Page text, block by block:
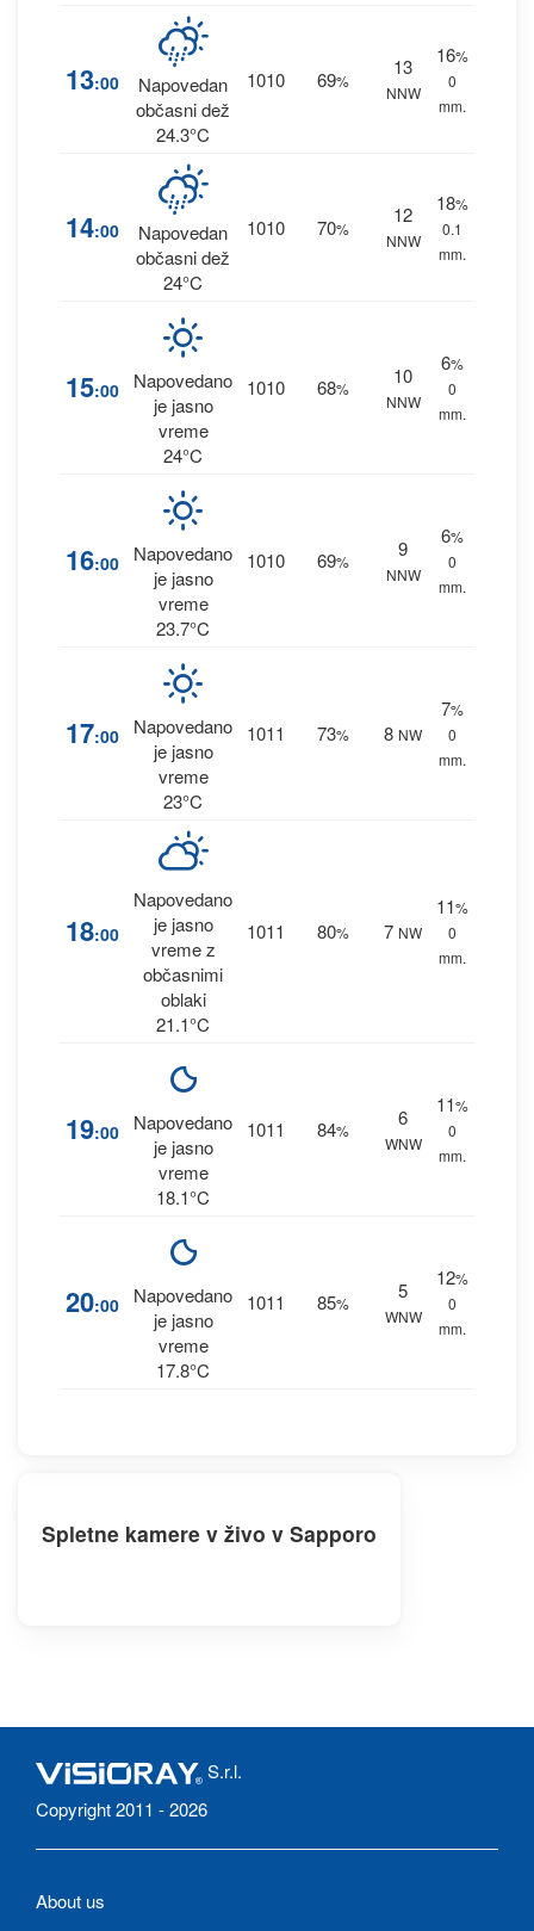
13:00
Napovedan
občasni dež
24.3°C
1010 69%
13
NNW
16%
0
mm.
14:00
Napovedan
občasni dež
24°C
1010 70%
12
NNW
18%
0.1
mm.
15:00
Napovedano
je jasno
vreme
24°C
1010 68%
10
NNW
6%
0
mm.
16:00
Napovedano
je jasno
vreme
23.7°C
1010 69%
9
NNW
6%
0
mm.
17:00
Napovedano
je jasno
vreme
23°C
1011 73% 8 NW
7%
0
mm.
18:00
Napovedano
je jasno
vreme z
občasnimi
oblaki
21.1°C
1011 80% 7 NW
11%
0
mm.
19:00
Napovedano
je jasno
vreme
18.1°C
1011 84%
6
WNW
11%
0
mm.
20:00
Napovedano
je jasno
vreme
17.8°C
1011 85%
5
WNW
12%
0
mm.
Spletne kamere v živo v Sapporo
S.r.l.
Copyright 2011 - 2026
About us